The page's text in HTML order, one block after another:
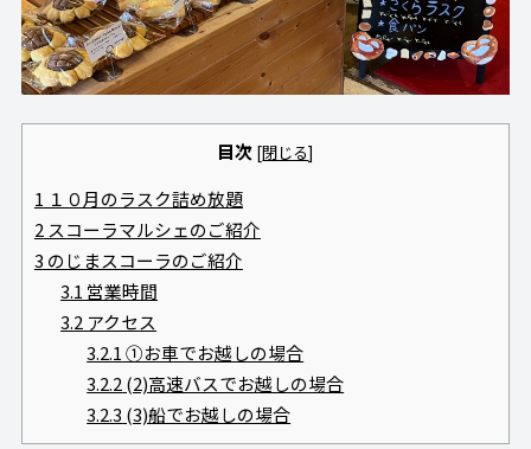
目次 [閉じる]
1 １０月のラスク詰め放題
2スコーラマルシェのご紹介
3 のじまスコーラのご紹介
3.1 営業時間
3.2 アクセス
3.2.1①お車でお越しの場合
3.2.2(2)高速バスでお越しの場合
3.2.3 (3)船でお越しの場合